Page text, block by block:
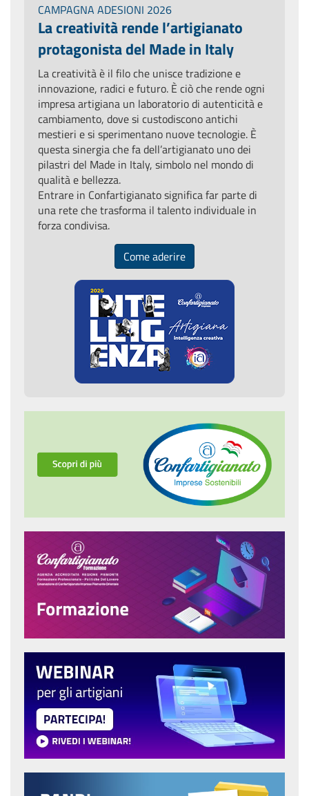
CAMPAGNA ADESIONI 2026
La creatività rende l’artigianato
protagonista del Made in Italy
La creatività è il filo che unisce tradizione e
innovazione, radici e futuro. È ciò che rende ogni
impresa artigiana un laboratorio di autenticità e
cambiamento, dove si custodiscono antichi
mestieri e si sperimentano nuove tecnologie. È
questa sinergia che fa dell’artigianato uno dei
pilastri del Made in Italy, simbolo nel mondo di
qualità e bellezza.
Entrare in Confartigianato significa far parte di
una rete che trasforma il talento individuale in
forza condivisa.
Come aderire